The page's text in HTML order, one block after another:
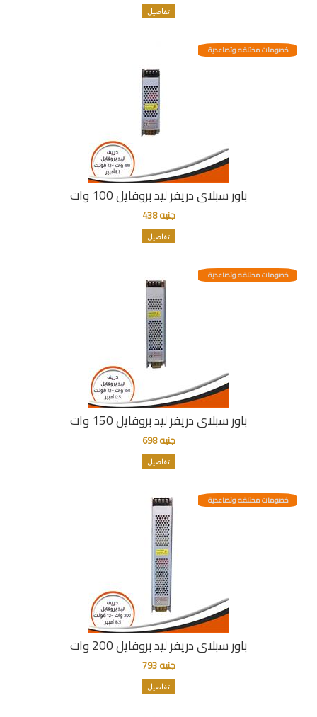
تفاصيل
باور سبلاى دريفر ليد بروفايل 100 وات
خصومات مختلفه وتصاعدية
جنيه 438
تفاصيل
باور سبلاى دريفر ليد بروفايل 150 وات
خصومات مختلفه وتصاعدية
جنيه 698
تفاصيل
باور سبلاى دريفر ليد بروفايل 200 وات
خصومات مختلفه وتصاعدية
جنيه 793
تفاصيل